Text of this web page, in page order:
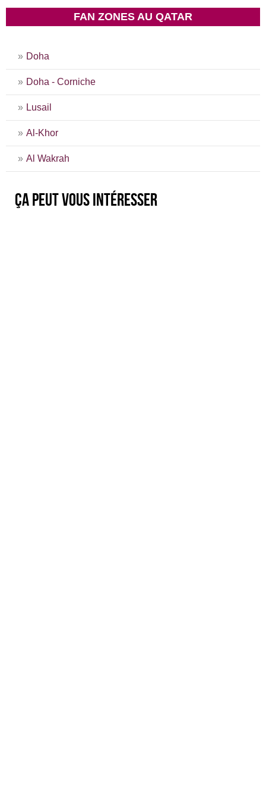
FAN ZONES AU QATAR
Doha
Doha - Corniche
Lusail
Al-Khor
Al Wakrah
Ça peut vous intéresser